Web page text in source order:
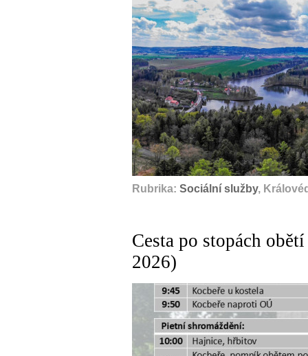
Rubrika: Sociální služby,
Cesta po stopách
2026)